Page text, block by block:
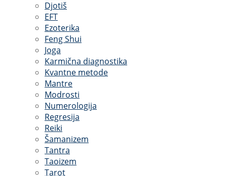
Djotiš
EFT
Ezoterika
Feng Shui
Joga
Karmična diagnostika
Kvantne metode
Mantre
Modrosti
Numerologija
Regresija
Reiki
Šamanizem
Tantra
Taoizem
Tarot